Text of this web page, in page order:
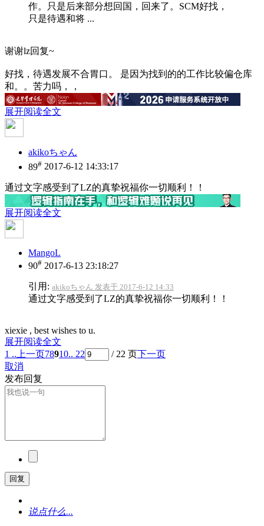
作。只是后来部分想回国，回来了。SCM好找，
只是待遇和将 ...
谢谢lz回复~
好找，待遇发展不合胃口。 是因为找到的的工作比较偏仓库
和。。苦力吗，，
展开阅读全文
akikoちゃん
89# 2017-6-12 14:33:17
通过文字感受到了LZ的真挚祝福你一切顺利！！
展开阅读全文
MangoL
90# 2017-6-13 23:18:27
引用: akikoちゃん 发表于 2017-6-12 14:33
通过文字感受到了LZ的真挚祝福你一切顺利！！
xiexie , best wishes to u.
展开阅读全文
1 .. 上一页78910.. 22 / 22 页下一页
取消
发布回复
回复
说点什么...